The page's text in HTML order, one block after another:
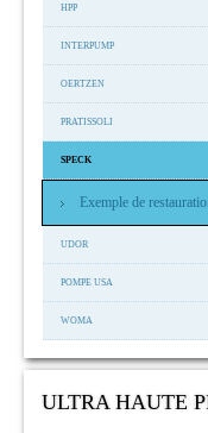
HPP
INTERPUMP
OERTZEN
PRATISSOLI
SPECK
Exemple de
UDOR
POMPE USA
WOMA
ULTRA HAUTE